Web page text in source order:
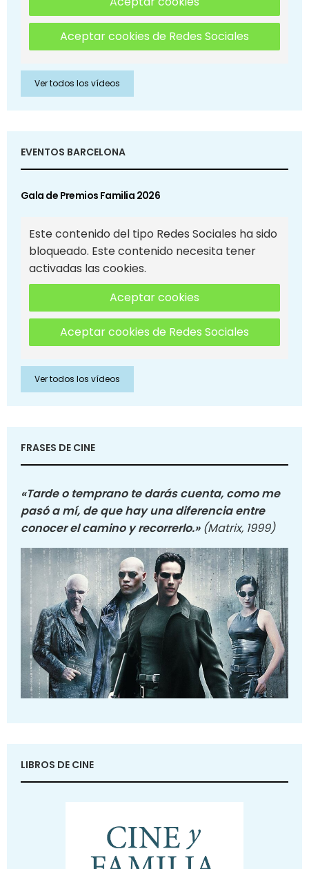
Aceptar cookies de Redes Sociales
Ver todos los vídeos
EVENTOS BARCELONA
Gala de Premios Familia 2026
Este contenido del tipo Redes Sociales ha sido
bloqueado. Este contenido necesita tener
activadas las cookies.
Aceptar cookies
Aceptar cookies de Redes Sociales
Ver todos los vídeos
FRASES DE CINE
«Tarde o temprano te darás cuenta, como me
pasó a mí, de que hay una diferencia entre
conocer el camino y recorrerlo.» (Matrix, 1999)
LIBROS DE CINE